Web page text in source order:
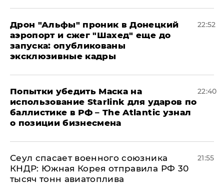
Дрон "Альфы" проник в Донецкий
аэропорт и сжег "Шахед" еще до
запуска: опубликованы
эксклюзивные кадры
22:52
Попытки убедить Маска на
использование Starlink для ударов по
баллистике в РФ – The Atlantic узнал
о позиции бизнесмена
22:40
​Сеул спасает военного союзника
КНДР: Южная Корея отправила РФ 30
тысяч тонн авиатоплива
21:55